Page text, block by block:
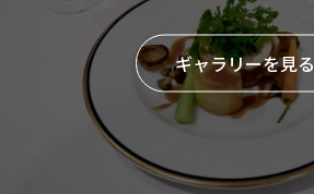
ギャラリーを見る